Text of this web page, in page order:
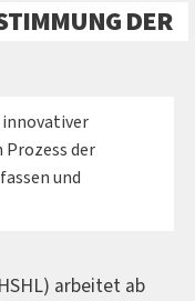
DER
Prozess der
und
arbeitet ab